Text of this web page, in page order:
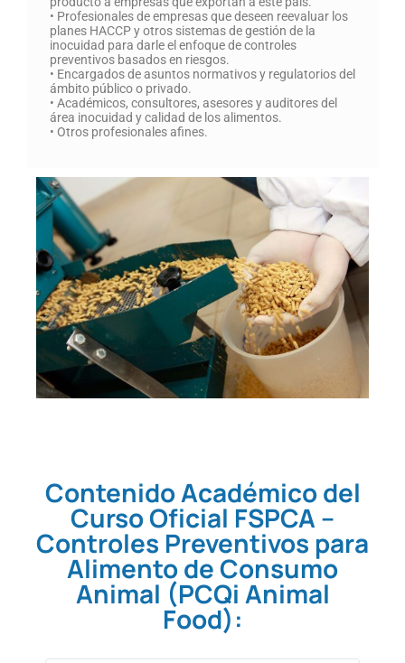
• Profesionales de empresas que deseen reevaluar los
planes HACCP y otros sistemas de gestión de la
inocuidad para darle el enfoque de controles
preventivos basados en riesgos.
• Encargados de asuntos normativos y regulatorios del
ámbito público o privado.
• Académicos, consultores, asesores y auditores del
área inocuidad y calidad de los alimentos.
• Otros profesionales afines.
Contenido Académico del
Curso Oficial FSPCA –
Controles Preventivos para
Alimento de Consumo
Animal (PCQi Animal
Food):